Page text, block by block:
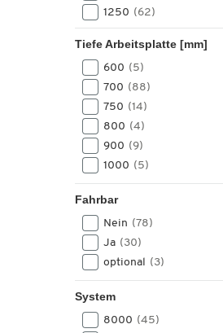
1250 (62)
1400(1)
1524 (1)
1697 (3)
1750 (7)
2000(104)
2004(3)
2500(4)
3000 (8)
Tiefe Arbeitsplatte [mm]
600 (5)
700 (88)
750 (14)
800 (4)
900 (9)
1000 (5)
Fahrbar
Nein (78)
Ja (30)
optional (3)
System
8000 (45)